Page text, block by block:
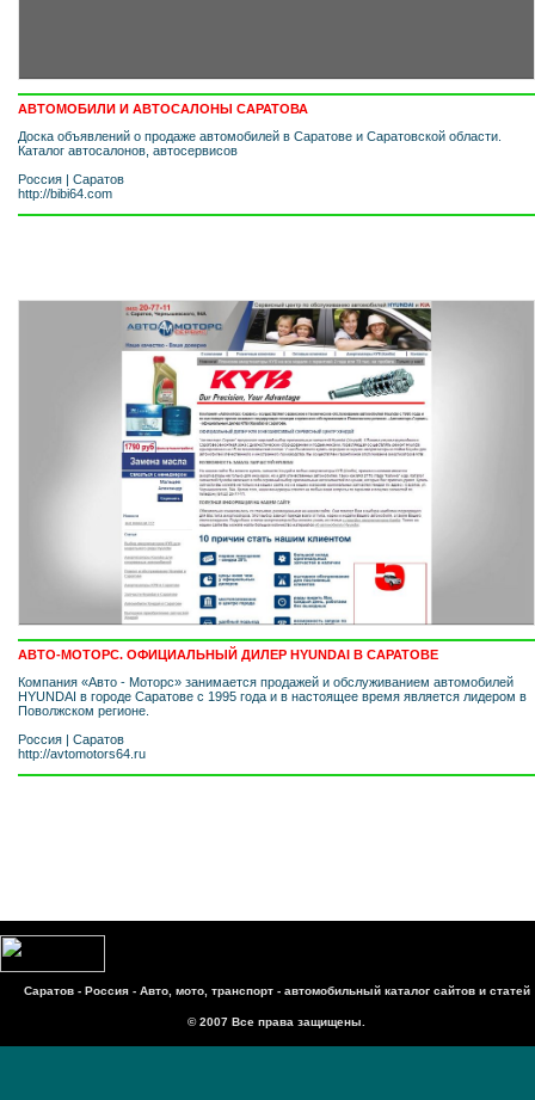
АВТОМОБИЛИ И АВТОСАЛОНЫ САРАТОВА
Доска объявлений о продаже автомобилей в Саратове и Саратовской области.
Каталог автосалонов, автосервисов
Россия | Саратов
http://bibi64.com
АВТО-МОТОРС. ОФИЦИАЛЬНЫЙ ДИЛЕР HYUNDAI В САРАТОВЕ
Компания «Авто - Моторс» занимается продажей и обслуживанием автомобилей
HYUNDAI в городе Саратове с 1995 года и в настоящее время является лидером в
Поволжском регионе.
Россия
Саратов
http://avtomotors64.ru
Саратов - Россия - Авто, мото, транспорт - автомобильный каталог сайтов и статей
© 2007 Все права защищены.